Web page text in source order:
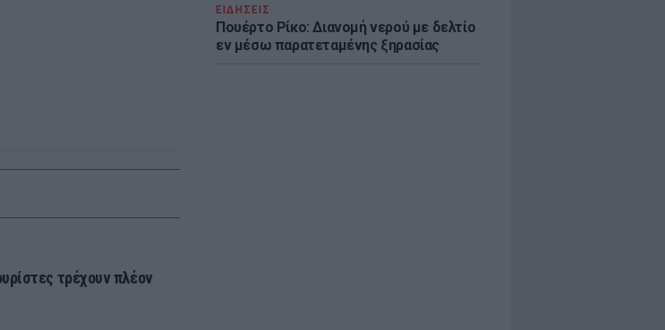
ΕΙΔΗΣΕΙΣ
Πουέρτο Ρίκο: Διανομή νερού με δελτίο
εν μέσω παρατεταμένης ξηρασίας
τρέχουν πλέον